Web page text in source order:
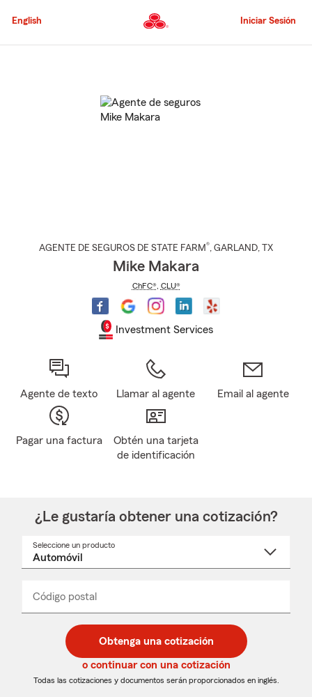
al
principal
English Iniciar Sesión
AGENTE DE SEGUROS DE STATE FARM®, GARLAND, TX
Mike Makara
ChFC®, CLU®
Investment Services
Agente de texto Llamar al agente Email al agente
Pagar una factura
Obtén una tarjeta
de identificación
¿Le gustaría obtener una cotización?
Seleccione un producto
desplegable
Código postal
de
5
dígitos
de
5
dígitos
_____
Obtenga una cotización
o continuar con una cotización
Todas las cotizaciones y documentos serán proporcionados en inglés.